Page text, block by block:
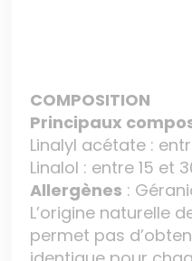
COMPOSITION
Principaux
Linalyl acétate :
Linalol : entre 15 et
Allergènes :
L’origine naturelle
permet pas